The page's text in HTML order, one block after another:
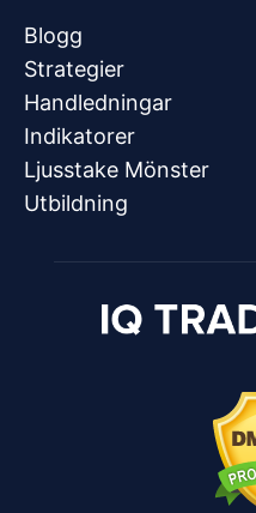
Blogg
Strategier
Handledningar
Indikatorer
Ljusstake Mönster
Utbildning